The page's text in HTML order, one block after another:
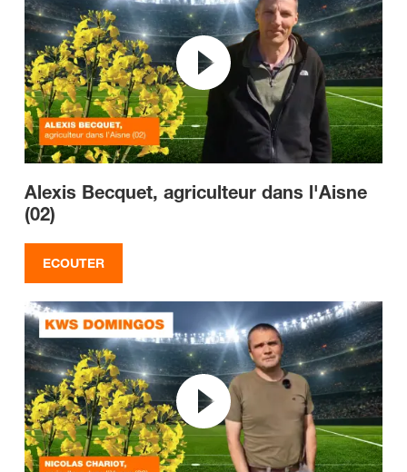
Alexis Becquet, agriculteur dans l'Aisne
(02)
ECOUTER